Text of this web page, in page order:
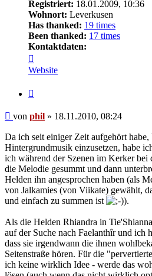
Registriert: 18.01.2009, 10:36
Wohnort: Leverkusen
Has thanked: 19 times
Been thanked: 17 times
Kontaktdaten:
von
phil
Website
Beitrag
von phil » 18.11.2010, 08:24
Da ich seit einiger Zeit aufgehört habe,
Hintergrundmusik einzusetzen, habe
ich während der Szenen im Kerker bei
die Melodie gesummt und dann
Helden ihn angesprochen haben (als
von Jalkamies (von Viikate) gewählt,
und einfach zu summen ist
).
Als die Helden Rhiandra in
auf der Suche nach Faelanthîr und ich
dass sie irgendwann die ihnen
Seitenstraße hören. Für die
ich keine wirklich Idee - werde das